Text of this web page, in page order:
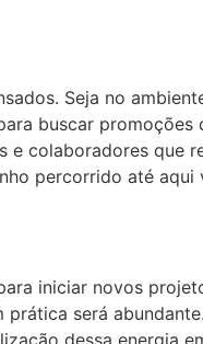
Seja no
buscar
colaboradores que
percorrido até aqui
iniciar novos
será
dessa energia